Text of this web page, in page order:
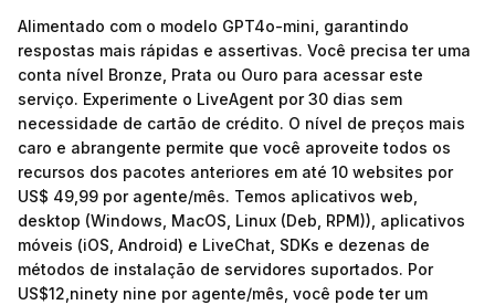
Alimentado com o modelo GPT4o-mini, garantindo
respostas mais rápidas e assertivas. Você precisa ter uma
conta nível Bronze, Prata ou Ouro para acessar este
serviço. Experimente o LiveAgent por 30 dias sem
necessidade de cartão de crédito. O nível de preços mais
caro e abrangente permite que você aproveite todos os
recursos dos pacotes anteriores em até 10 websites por
US$ 49,99 por agente/mês. Temos aplicativos web,
desktop (Windows, MacOS, Linux (Deb, RPM)), aplicativos
móveis (iOS, Android) e LiveChat, SDKs e dezenas de
métodos de instalação de servidores suportados. Por
US$12,ninety nine por agente/mês, você pode ter um